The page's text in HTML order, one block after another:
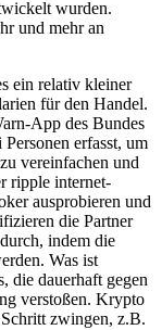
wurden.
und mehr an
ein relativ kleiner
für den Handel.
App des Bundes
erfasst, um
vereinfachen und
ripple internet-
ausprobieren und
die Partner
indem die
Was ist
die dauerhaft gegen
verstoßen. Krypto
zwingen, z.B.